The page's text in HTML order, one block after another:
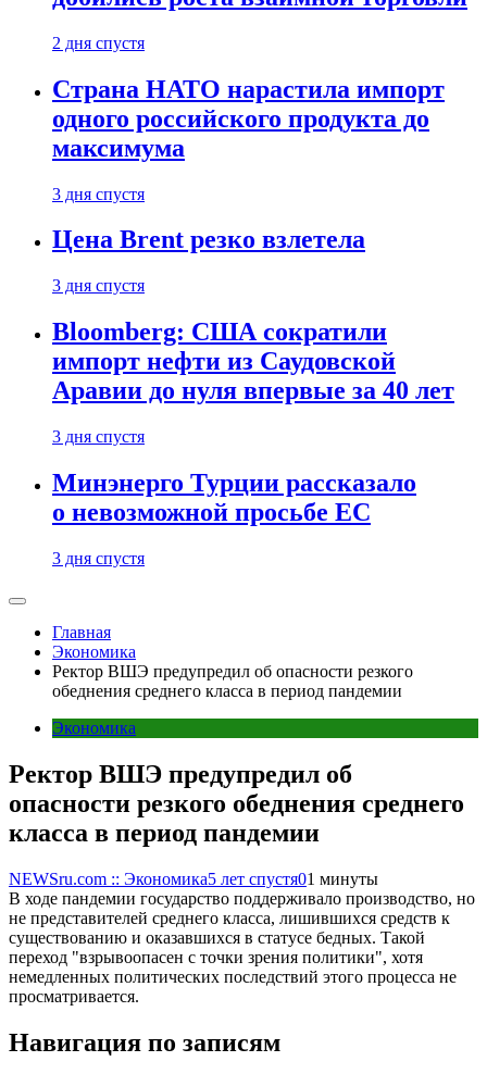
2 дня спустя
Страна НАТО нарастила импорт
одного российского продукта до
максимума
3 дня спустя
Цена Brent резко взлетела
3 дня спустя
Bloomberg: США сократили
импорт нефти из Саудовской
Аравии до нуля впервые за 40 лет
3 дня спустя
Минэнерго Турции рассказало
о невозможной просьбе ЕС
3 дня спустя
Главная
Экономика
Ректор ВШЭ предупредил об опасности резкого
обеднения среднего класса в период пандемии
Экономика
Ректор ВШЭ предупредил об
опасности резкого обеднения среднего
класса в период пандемии
NEWSru.com :: Экономика5 лет спустя01 минуты
В ходе пандемии государство поддерживало производство, но
не представителей среднего класса, лишившихся средств к
существованию и оказавшихся в статусе бедных. Такой
переход "взрывоопасен с точки зрения политики", хотя
немедленных политических последствий этого процесса не
просматривается.
Навигация по записям